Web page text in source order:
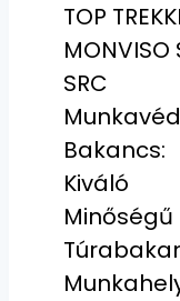
TOP
MONVISO
SRC
Bakancs:
Kiváló
Minőségű